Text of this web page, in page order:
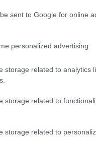
sent to Google for online
personalized advertising.
storage related to analytics
storage related to
storage related to